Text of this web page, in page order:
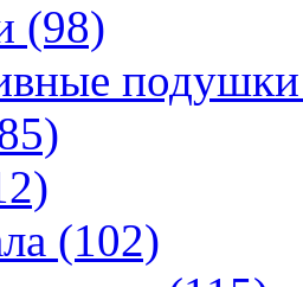
(98)
(102)